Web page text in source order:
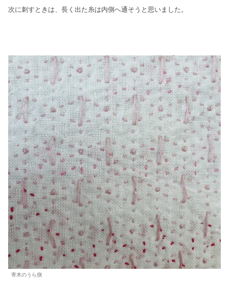
次に刺すときは、長く出た糸は内側へ通そうと思いました。
寄木のうら側